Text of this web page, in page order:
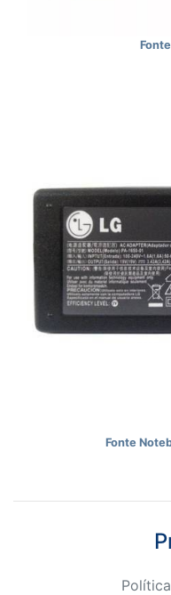
Fonte